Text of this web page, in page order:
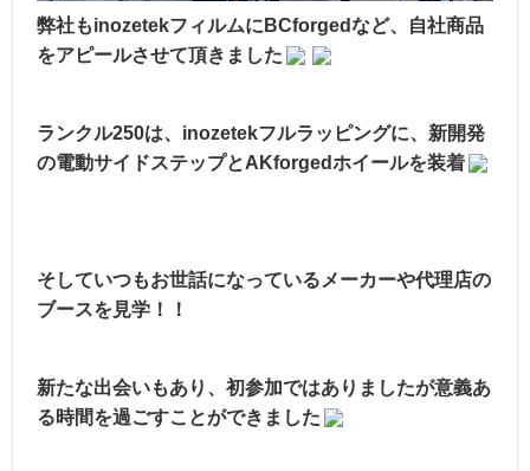
弊社もinozetekフィルムにBCforgedなど、自社商品
をアピールさせて頂きました
ランクル250は、inozetekフルラッピングに、新開発
の電動サイドステップとAKforgedホイールを装着
そしていつもお世話になっているメーカーや代理店の
ブースを見学！！
新たな出会いもあり、初参加ではありましたが意義あ
る時間を過ごすことができました